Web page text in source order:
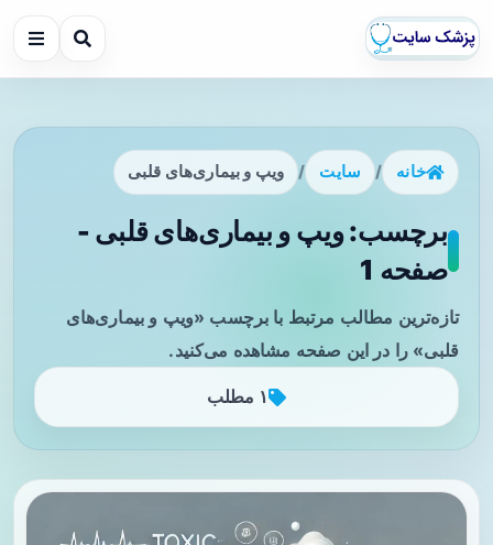
خانه / سایت / ویپ و بیماری‌های قلبی
برچسب: ویپ و بیماری‌های قلبی -
صفحه 1
تازه‌ترین مطالب مرتبط با برچسب «ویپ و بیماری‌های
قلبی» را در این صفحه مشاهده می‌کنید.
۱ مطلب